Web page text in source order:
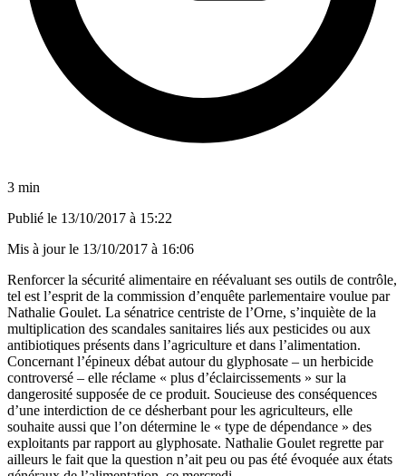
3 min
Publié le 13/10/2017 à 15:22
Mis à jour le 13/10/2017 à 16:06
Renforcer la sécurité alimentaire en réévaluant ses outils de contrôle,
tel est l’esprit de la commission d’enquête parlementaire voulue par
Nathalie Goulet. La sénatrice centriste de l’Orne, s’inquiète de la
multiplication des scandales sanitaires liés aux pesticides ou aux
antibiotiques présents dans l’agriculture et dans l’alimentation.
Concernant l’épineux débat autour du glyphosate – un herbicide
controversé – elle réclame « plus d’éclaircissements » sur la
dangerosité supposée de ce produit. Soucieuse des conséquences
d’une interdiction de ce désherbant pour les agriculteurs, elle
souhaite aussi que l’on détermine le « type de dépendance » des
exploitants par rapport au glyphosate. Nathalie Goulet regrette par
ailleurs le fait que la question n’ait peu ou pas été évoquée aux états